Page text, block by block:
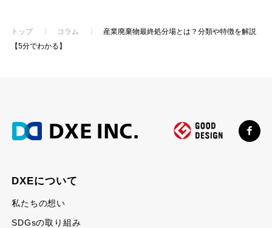
トップ 〉 コラム 〉
産業廃棄物最終処分場とは？分類や特徴を解説
【5分でわかる】
DXEについて
私たちの想い
SDGsの取り組み